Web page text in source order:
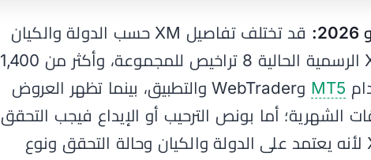
قد تختلف تفاصيل XM حسب الدولة والكيان
القانوني. تعرض صفحات XM الرسمية الحالية 8 تراخيص للمجموعة، وأكثر من 1,400
MT5
وWebTrader والتطبيق، بينما تظهر العروض
الشهرية؛ أما بونص الترحيب أو الإيداع فيجب التحقق
منه داخل منطقة أعضاء XM لأنه يعتمد على الدولة والكيان وحالة التحقق ونوع